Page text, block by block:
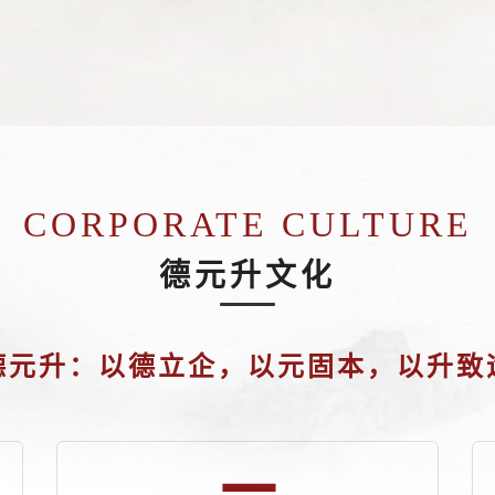
CORPORATE CULTURE
德元升文化
元升：以德立企，以元固本，以升致